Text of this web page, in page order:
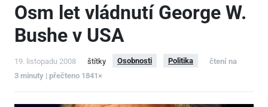
Osm let vládnutí George W.
Bushe v USA
19. listopadu 2008 štítky Osobnosti Politika
čtení na
3 minuty | přečteno 1841×